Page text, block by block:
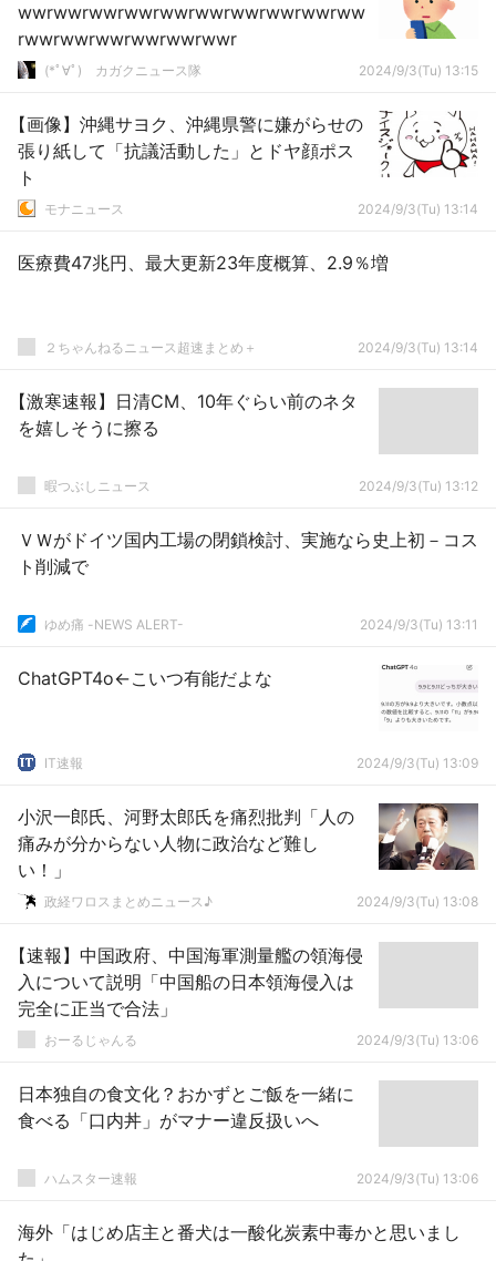
wwrwwrwwrwwrwwrwwrwwrwwrwwrww
rwwrwwrwwrwwrwwrwwr
(*ﾟ∀ﾟ)ゞカガクニュース隊 2024/9/3(Tu) 13:15
【画像】沖縄サヨク、沖縄県警に嫌がらせの
張り紙して「抗議活動した」とドヤ顔ポス
ト
モナニュース 2024/9/3(Tu) 13:14
医療費47兆円、最大更新23年度概算、2.9％増
２ちゃんねるニュース超速まとめ＋ 2024/9/3(Tu) 13:14
【激寒速報】日清CM、10年ぐらい前のネタ
を嬉しそうに擦る
暇つぶしニュース 2024/9/3(Tu) 13:12
ＶＷがドイツ国内工場の閉鎖検討、実施なら史上初－コス
ト削減で
ゆめ痛 -NEWS ALERT- 2024/9/3(Tu) 13:11
ChatGPT4o←こいつ有能だよな
IT速報 2024/9/3(Tu) 13:09
小沢一郎氏、河野太郎氏を痛烈批判「人の
痛みが分からない人物に政治など難し
い！」
政経ワロスまとめニュース♪ 2024/9/3(Tu) 13:08
【速報】中国政府、中国海軍測量艦の領海侵
入について説明「中国船の日本領海侵入は
完全に正当で合法」
おーるじゃんる 2024/9/3(Tu) 13:06
日本独自の食文化？おかずとご飯を一緒に
食べる「口内丼」がマナー違反扱いへ
ハムスター速報 2024/9/3(Tu) 13:06
海外「はじめ店主と番犬は一酸化炭素中毒かと思いまし